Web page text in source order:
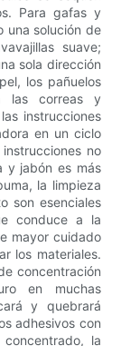
Para gafas y
una solución de
suave;
sola dirección
los pañuelos
las correas y
instrucciones
en un ciclo
no
y jabón es más
la limpieza
son esenciales
conduce a la
mayor cuidado
los materiales.
concentración
en muchas
y quebrará
adhesivos con
la